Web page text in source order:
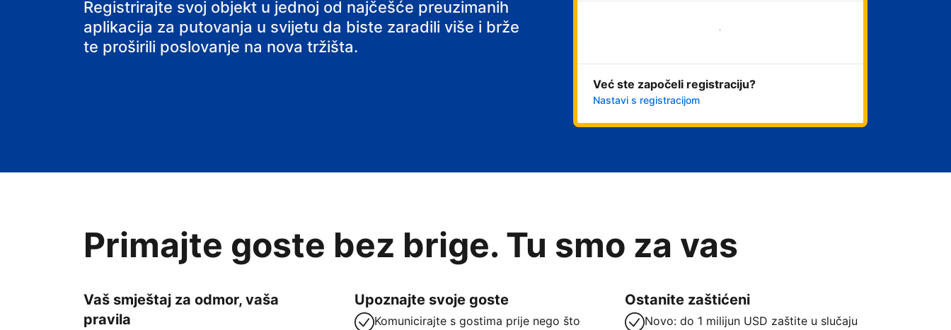
Registrirajte svoj objekt u jednoj od najčešće preuzimanih
aplikacija za putovanja u svijetu da biste zaradili više i brže
te proširili poslovanje na nova tržišta.
Započni odmah
Već ste započeli registraciju?
Nastavi s registracijom
Primajte goste bez brige. Tu smo za vas
Vaš smještaj za odmor, vaša
pravila
Upoznajte svoje goste
Komunicirajte s gostima prije nego što
Ostanite zaštićeni
Novo: do 1 milijun USD zaštite u slučaju